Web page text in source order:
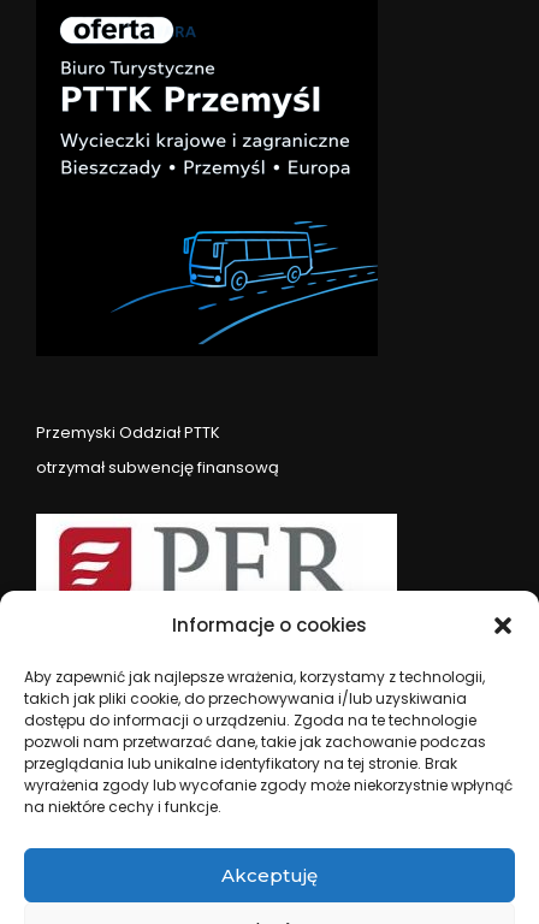
Informacje o cookies
Aby zapewnić jak najlepsze wrażenia, korzystamy z technologii,
takich jak pliki cookie, do przechowywania i/lub uzyskiwania
dostępu do informacji o urządzeniu. Zgoda na te technologie
pozwoli nam przetwarzać dane, takie jak zachowanie podczas
przeglądania lub unikalne identyfikatory na tej stronie. Brak
wyrażenia zgody lub wycofanie zgody może niekorzystnie wpłynąć
na niektóre cechy i funkcje.
Akceptuję
Przemyski Oddział PTTK
otrzymał subwencję finansową
PTTK Oddział im. M. Orłowicza ul. Waygarta 3, 37-700
przemysl@przemysl.pttk.pl